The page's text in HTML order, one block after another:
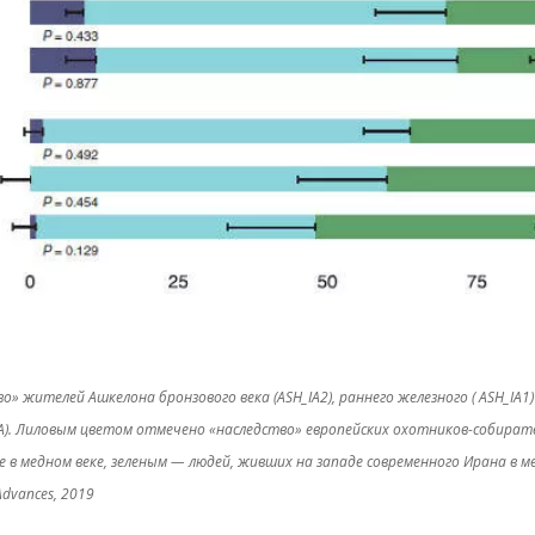
жителей Ашкелона бронзового века (ASH_IA2), раннего железного (
Лиловым цветом отмечено «наследство» европейских охотников-
медном веке, зеленым — людей, живших на западе современного Ирана в
2019